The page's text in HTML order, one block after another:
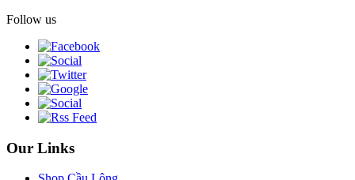
Follow us
Our Links